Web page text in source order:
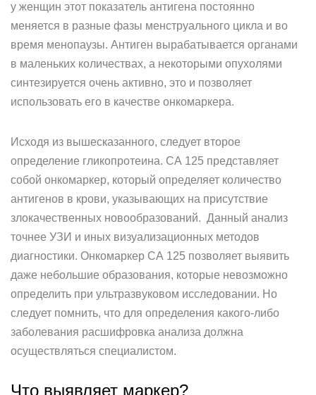
у женщин этот показатель антигена постоянно
меняется в разные фазы менструального цикла и во
время менопаузы. Антиген вырабатывается органами
в маленьких количествах, а некоторыми опухолями
синтезируется очень активно, это и позволяет
использовать его в качестве онкомаркера.
Исходя из вышесказанного, следует второе
определение гликопротеина. СА 125 представляет
собой онкомаркер, который определяет количество
антигенов в крови, указывающих на присутствие
злокачественных новообразований. Данный анализ
точнее УЗИ и иных визуализационных методов
диагностики. Онкомаркер СА 125 позволяет выявить
даже небольшие образования, которые невозможно
определить при ультразвуковом исследовании. Но
следует помнить, что для определения какого-либо
заболевания расшифровка анализа должна
осуществляться специалистом.
Что выявляет маркер?